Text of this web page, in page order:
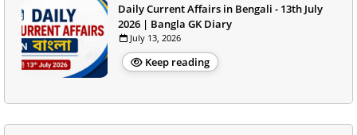
Daily Current Affairs in Bengali - 13th July
2026 | Bangla GK Diary
July 13, 2026
Keep reading